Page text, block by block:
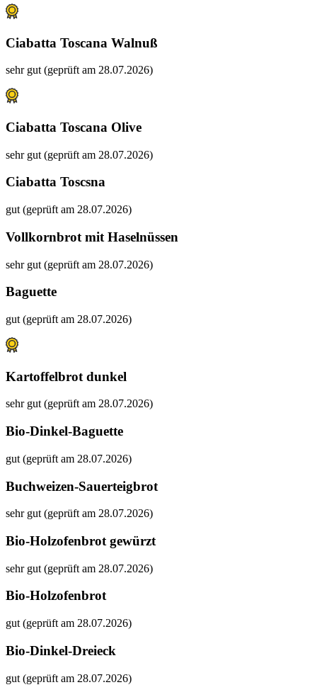
Ciabatta Toscana Walnuß
sehr gut (geprüft am 28.07.2026)
Ciabatta Toscana Olive
sehr gut (geprüft am 28.07.2026)
Ciabatta Toscsna
gut (geprüft am 28.07.2026)
Vollkornbrot mit Haselnüssen
sehr gut (geprüft am 28.07.2026)
Baguette
gut (geprüft am 28.07.2026)
Kartoffelbrot dunkel
sehr gut (geprüft am 28.07.2026)
Bio-Dinkel-Baguette
gut (geprüft am 28.07.2026)
Buchweizen-Sauerteigbrot
sehr gut (geprüft am 28.07.2026)
Bio-Holzofenbrot gewürzt
sehr gut (geprüft am 28.07.2026)
Bio-Holzofenbrot
gut (geprüft am 28.07.2026)
Bio-Dinkel-Dreieck
gut (geprüft am 28.07.2026)